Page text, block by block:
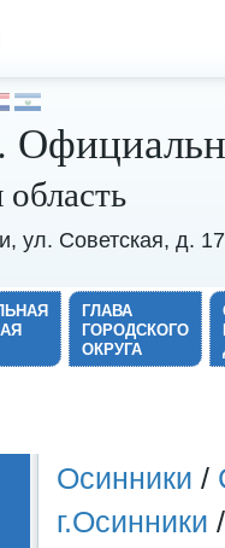
ул. Советская, д.
ГЛАВА
ГОРОДСКОГО
ОКРУГА
Осинники /
г.Осинники